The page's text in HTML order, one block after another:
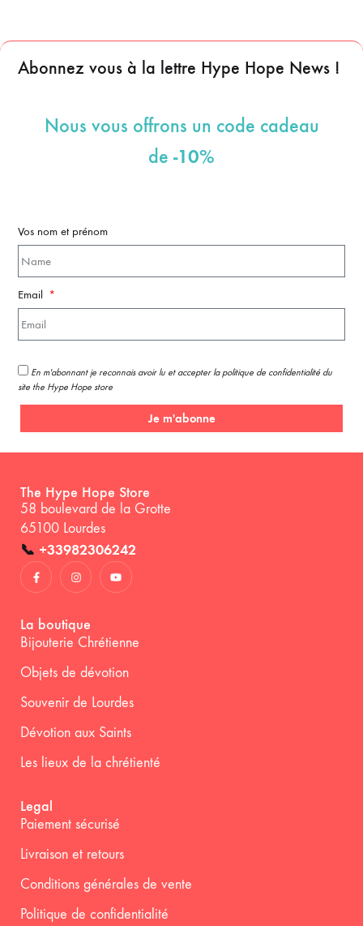
Abonnez vous à la lettre Hype Hope News !
Nous vous offrons un code cadeau
de -10%
Vos nom et prénom
Email
En m'abonnant je reconnais avoir lu et accepter la politique de confidentialité du
site the Hype Hope store
Je m'abonne
The Hype Hope Store
58 boulevard de la Grotte
65100 Lourdes
📞 +33982306242
La boutique
Bijouterie Chrétienne
Objets de dévotion
Souvenir de Lourdes
Dévotion aux Saints
Les lieux de la chrétienté
Legal
Paiement sécurisé
Livraison et retours
Conditions générales de vente
Politique de confidentialité